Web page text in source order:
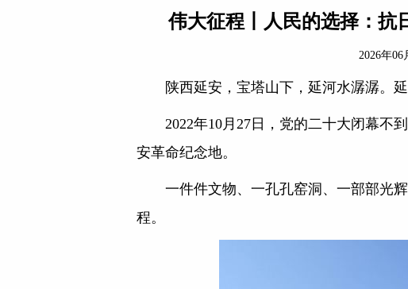
伟大征程丨人民的选择：抗
2026年06
陕西延安，宝塔山下，延河水潺潺。
2022年10月27日，党的二十大闭幕不
安革命纪念地。
一件件文物、一孔孔窑洞、一部部光
程。